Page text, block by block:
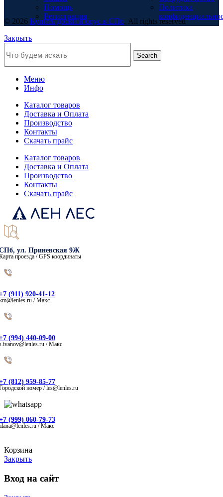
Помощь
Регистрация
Политика
© 2026 Купить доски и брус в СПб. All rights reserved
Закрыть
Search
Меню
Инфо
Каталог товаров
Доставка и Оплата
Производство
Контакты
Скачать прайс
Каталог товаров
Доставка и Оплата
Производство
Контакты
Скачать прайс
ул. Приневская 9Ж
проезда / GPS координаты
(911) 920-41-12
/ Макс
(994) 440-09-00
/ Макс
(812) 959-85-77
номер / les@lenles.ru
(999) 060-79-73
/ Макс
Корзина
Закрыть
Вход на сайт